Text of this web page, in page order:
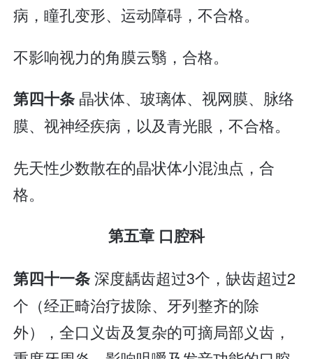
病，瞳孔变形、运动障碍，不合格。
不影响视力的角膜云翳，合格。
第四十条 晶状体、玻璃体、视网膜、脉络
膜、视神经疾病，以及青光眼，不合格。
先天性少数散在的晶状体小混浊点，合
格。
第五章 口腔科
第四十一条深度龋齿超过3个，缺齿超过2
个（经正畸治疗拔除、牙列整齐的除
外），全口义齿及复杂的可摘局部义齿，